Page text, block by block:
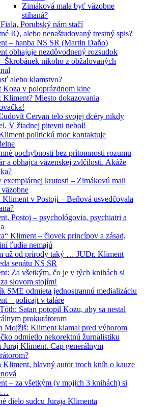
Zimáková mala byť väzobne
stíhaná?
Porubský nám stačí
IQ, alebo nenaštudovaný trestný spis?
– hanba NS SR (Martin Daňo)
obhajuje nezdôvodnený rozsudok
Škrobánek nikoho z obžalovaných
alebo klamstvo?
Koza v poloprázdnom kine
Kliment? Miesto dokazovania
Cervan telo svojej dcéry nikdy
V žiadnej pitevni nebol!
politickú moc kontaktuje
pochybnosti bez prítomnosti rozumu
a obhajca väzenskej zvlčilosti. Akáže
exemplárnej krutosti – Zimákovú mali
Kliment v Postoji – Beňová usvedčovala
Postoj – psychológovia, psychiatri a
Kliment – človek princípov a zásad,
ľudia nemajú
už od prírody taký … JUDr. Kliment
senátu NS SR
Za všetkým, čo je v tých knihách si
slovom stojím!
SME odmieta jednostrannú medializáciu
– policajt v taláre
Satan potopil Kozu, aby sa nestal
prokurátorom
Mojžiš: Kliment klamal pred výborom
odmietlo nekorektnú žurnalistiku
Juraj Kliment. Cap generálnym
Kliment, hlavný autor troch kníh o kauze
– za všetkým (v mojich 3 knihách) si
dielo sudcu Juraja Klimenta